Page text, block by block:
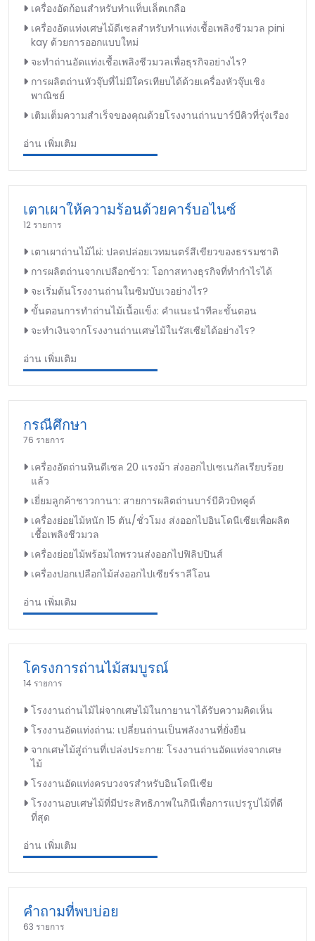
เครื่องอัดก้อนสำหรับทำแท็บเล็ตเกลือ
เครื่องอัดแท่งเศษไม้ดีเซลสำหรับทำแท่งเชื้อเพลิงชีวมวล pini
kay ด้วยการออกแบบใหม่
จะทำถ่านอัดแท่งเชื้อเพลิงชีวมวลเพื่อธุรกิจอย่างไร?
การผลิตถ่านหัวจุ๊บที่ไม่มีใครเทียบได้ด้วยเครื่องหัวจุ๊บเชิง
พาณิชย์
เติมเต็มความสำเร็จของคุณด้วยโรงงานถ่านบาร์บีคิวที่รุ่งเรือง
อ่าน เพิ่มเติม
เตาเผาให้ความร้อนด้วยคาร์บอไนซ์
12 รายการ
เตาเผาถ่านไม้ไผ่: ปลดปล่อยเวทมนตร์สีเขียวของธรรมชาติ
การผลิตถ่านจากเปลือกข้าว: โอกาสทางธุรกิจที่ทำกำไรได้
จะเริ่มต้นโรงงานถ่านในซิมบับเวอย่างไร?
ขั้นตอนการทำถ่านไม้เนื้อแข็ง: คำแนะนำทีละขั้นตอน
จะทำเงินจากโรงงานถ่านเศษไม้ในรัสเซียได้อย่างไร?
อ่าน เพิ่มเติม
กรณีศึกษา
76 รายการ
เครื่องอัดถ่านหินดีเซล 20 แรงม้า ส่งออกไปเซเนกัลเรียบร้อย
แล้ว
เยี่ยมลูกค้าชาวกานา: สายการผลิตถ่านบาร์บีคิวบิทคูต์
เครื่องย่อยไม้หนัก 15 ตัน/ชั่วโมง ส่งออกไปอินโดนีเซียเพื่อผลิต
เชื้อเพลิงชีวมวล
เครื่องย่อยไม้พร้อมไถพรวนส่งออกไปฟิลิปปินส์
เครื่องปอกเปลือกไม้ส่งออกไปเซียร์ราลีโอน
อ่าน เพิ่มเติม
โครงการถ่านไม้สมบูรณ์
14 รายการ
โรงงานถ่านไม้ไผ่จากเศษไม้ในกายานาได้รับความคิดเห็น
โรงงานอัดแท่งถ่าน: เปลี่ยนถ่านเป็นพลังงานที่ยั่งยืน
จากเศษไม้สู่ถ่านที่เปล่งประกาย: โรงงานถ่านอัดแท่งจากเศษ
ไม้
โรงงานอัดแท่งครบวงจรสำหรับอินโดนีเซีย
โรงงานอบเศษไม้ที่มีประสิทธิภาพในกินีเพื่อการแปรรูปไม้ที่ดี
ที่สุด
อ่าน เพิ่มเติม
คำถามที่พบบ่อย
63 รายการ